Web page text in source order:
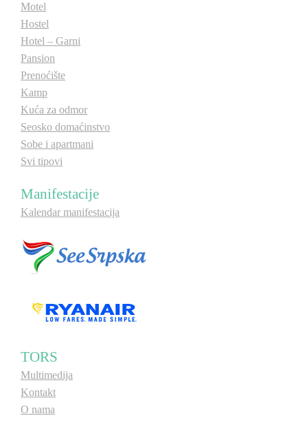
Motel
Hostel
Hotel – Garni
Pansion
Prenoćište
Kamp
Kuća za odmor
Seosko domaćinstvo
Sobe i apartmani
Svi tipovi
Manifestacije
Kalendar manifestacija
TORS
Multimedija
Kontakt
O nama